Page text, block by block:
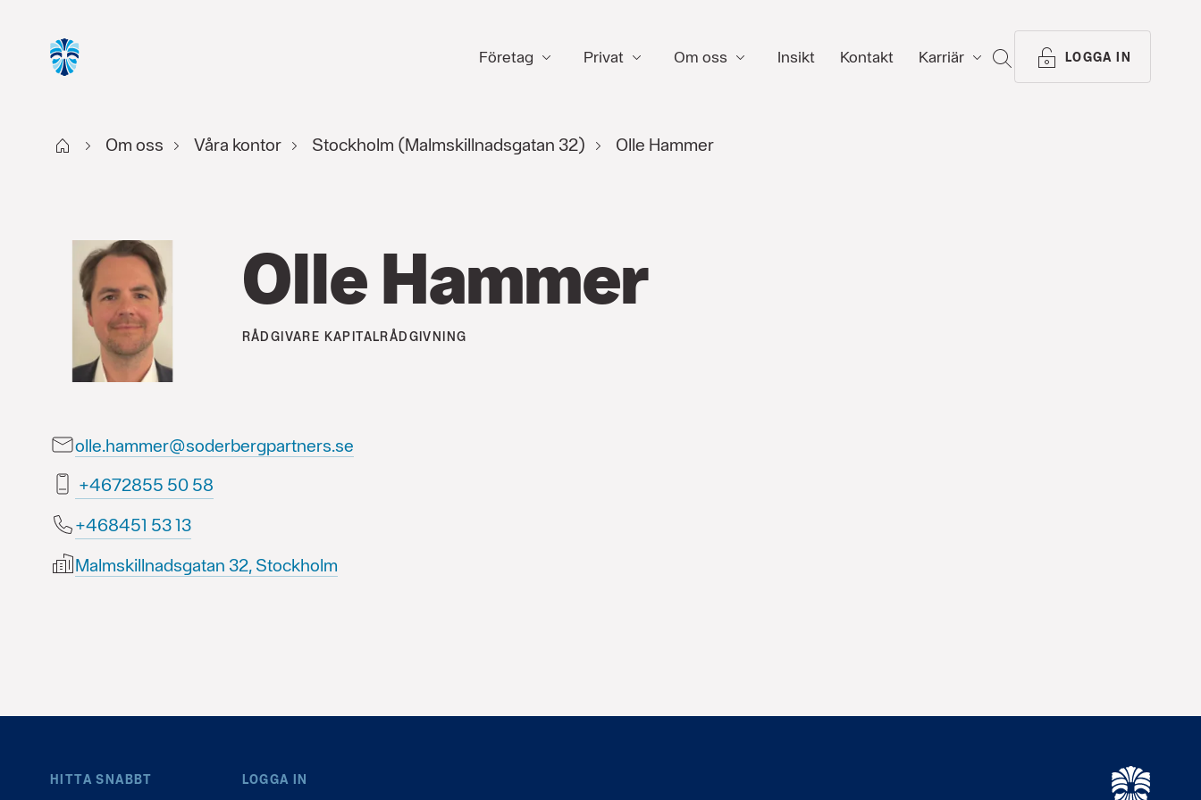
Företag Privat Om oss Insikt Kontakt Karriär SÖK LOGGA IN
Start Om oss Våra kontor Stockholm (Malmskillnadsgatan 32) Olle Hammer
Olle Hammer
RÅDGIVARE KAPITALRÅDGIVNING
olle.hammer@soderbergpartners.se
85 05 5582764+
31 35 154864+
Malmskillnadsgatan 32, Stockholm
HITTA SNABBT LOGGA IN